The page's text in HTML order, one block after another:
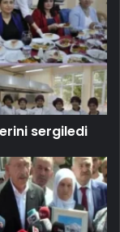
sergiledi